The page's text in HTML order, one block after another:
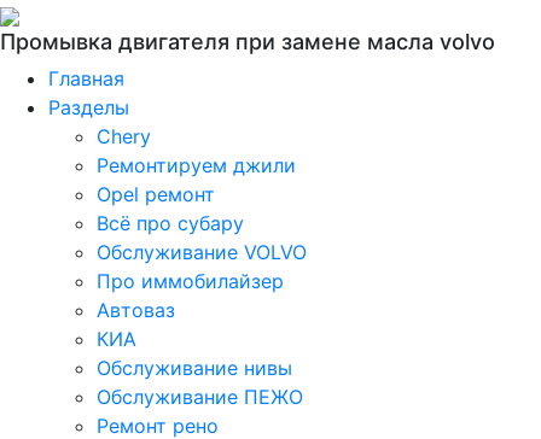
Промывка двигателя при замене масла volvo
Главная
Разделы
Chery
Ремонтируем джили
Opel ремонт
Всё про субару
Обслуживание VOLVO
Про иммобилайзер
Автоваз
КИА
Обслуживание нивы
Обслуживание ПЕЖО
Ремонт рено